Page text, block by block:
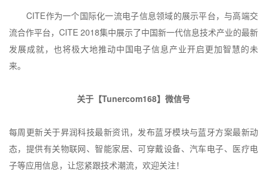
CITE作为一个国际化一流电子信息领域的展示平台，与高端交
流合作平台， CITE 2018集中展示了中国新一代信息技术产业的最新
发展成就，也将极大地推动中国电子信息产业开启更加智慧的未
来。
关于【Tunercom168】微信号
每周更新关于昇润科技最新资讯，发布蓝牙模块与蓝牙方案最新动
态，提供有关物联网、智能家居、可穿戴设备、汽车电子、医疗电
子等应用信息，让您紧跟技术潮流，欢迎关注！